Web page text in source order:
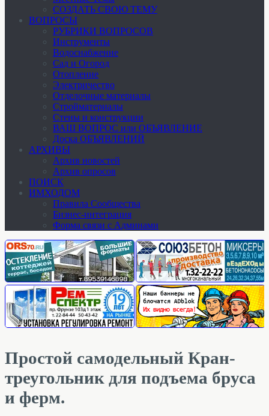
СОЗДАТЬ СВОЮ ТЕМУ
ВОПРОСЫ
РУБРИКИ ВОПРОСОВ
Инструменты
Водоснабжение
Сад и Огород
Отопление
Электричество
Отделочные материалы
Стройматериалы
Стены и конструкции
ВАШ ВОПРОС или ОБЪЯВЛЕНИЕ
Доска ОБЪЯВЛЕНИЙ
АРХИВЫ
Архив новостей
Архив опросов
ПОИСК
ИМХОДОМ
Правила Сообщества
Бизнес-интеграция
Форма связи с Админами
Простой самодельный Кран-
треугольник для подъема бруса
и ферм.